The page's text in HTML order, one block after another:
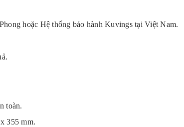
hoặc Hệ thống bảo hành Kuvings tại Việt Nam.
toàn.
355 mm.